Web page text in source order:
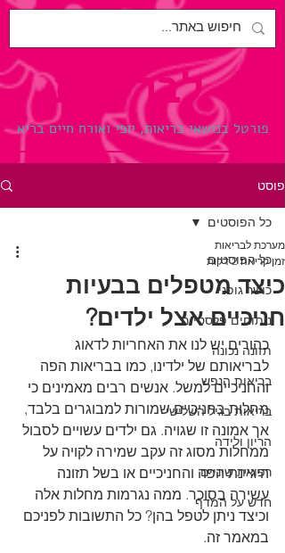
לבריאות.
פורטל בנושאי בריאות, יופי ואורח חיים בריא
פוסט
כל הפוסטים
כושר גופני
ניתוחים פלסטיים
תזונה נכונה
בריאות הנפש
בריאות בגיל השלישי
הריון ולידה
רפואת שיניים
חדש על המדף
כל הפוסטים
כיצד מטפלים בבעיות
חניכיים אצל ילדים?
מערכת לבריאות
זמן קריאה 2 דקות
כהורים יש לנו את האחריות לדאוג
לבריאותם של ילדינו, כמו בבריאות הפה
והחניכיים למשל. אנשים רבים מאמינים כי
מחלות בחניכיים שמורות למבוגרים בלבד,
אך אמונה זו שגויה. גם ילדים עשויים לסבול
ממחלות מסוג זה עקב שמירה לקויה על
היגיינת הפה והחניכיים או בשל תזונה
עשירה בסוכר. ממה נגרמות מחלות אלה
וכיצד ניתן לטפל בהן? כל התשובות לפניכם
במאמר זה.